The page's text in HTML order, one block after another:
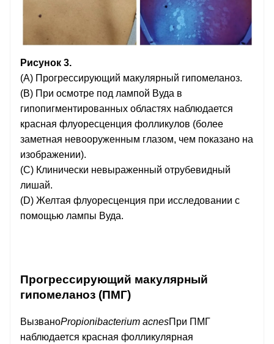
Рисунок 3.
(А) Прогрессирующий макулярный гипомеланоз.
(B) При осмотре под лампой Вуда в
гипопигментированных областях наблюдается
красная флуоресценция фолликулов (более
заметная невооруженным глазом, чем показано на
изображении).
(C) Клинически невыраженный отрубевидный
лишай.
(D) Желтая флуоресценция при исследовании с
помощью лампы Вуда.
Прогрессирующий макулярный
гипомеланоз (ПМГ)
ВызваноPropionibacterium acnesПри ПМГ
наблюдается красная фолликулярная